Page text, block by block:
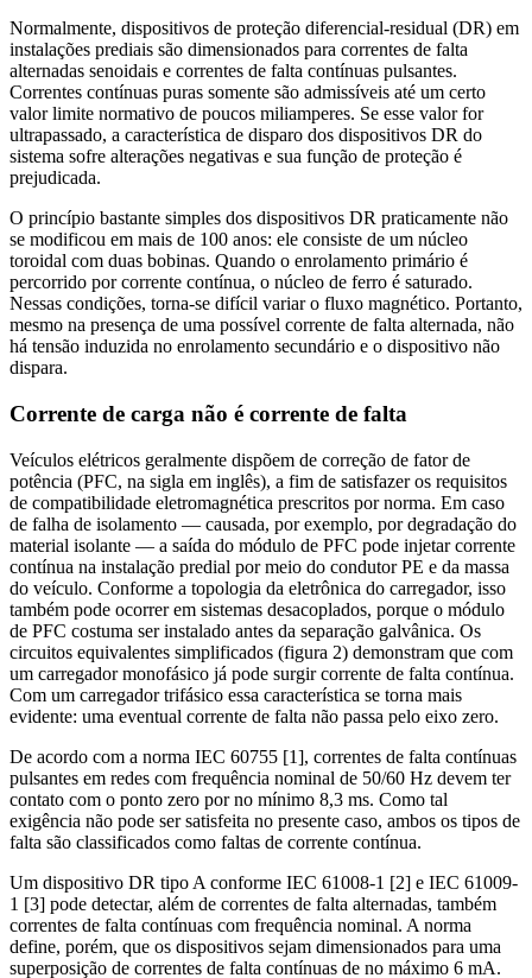
Normalmente, dispositivos de proteção diferencial-residual (DR) em
instalações prediais são dimensionados para correntes de falta
alternadas senoidais e correntes de falta contínuas pulsantes.
Correntes contínuas puras somente são admissíveis até um certo
valor limite normativo de poucos miliamperes. Se esse valor for
ultrapassado, a característica de disparo dos dispositivos DR do
sistema sofre alterações negativas e sua função de proteção é
prejudicada.
O princípio bastante simples dos dispositivos DR praticamente não
se modificou em mais de 100 anos: ele consiste de um núcleo
toroidal com duas bobinas. Quando o enrolamento primário é
percorrido por corrente contínua, o núcleo de ferro é saturado.
Nessas condições, torna-se difícil variar o fluxo magnético. Portanto,
mesmo na presença de uma possível corrente de falta alternada, não
há tensão induzida no enrolamento secundário e o dispositivo não
dispara.
Corrente de carga não é corrente de falta
Veículos elétricos geralmente dispõem de correção de fator de
potência (PFC, na sigla em inglês), a fim de satisfazer os requisitos
de compatibilidade eletromagnética prescritos por norma. Em caso
de falha de isolamento — causada, por exemplo, por degradação do
material isolante — a saída do módulo de PFC pode injetar corrente
contínua na instalação predial por meio do condutor PE e da massa
do veículo. Conforme a topologia da eletrônica do carregador, isso
também pode ocorrer em sistemas desacoplados, porque o módulo
de PFC costuma ser instalado antes da separação galvânica. Os
circuitos equivalentes simplificados (figura 2) demonstram que com
um carregador monofásico já pode surgir corrente de falta contínua.
Com um carregador trifásico essa característica se torna mais
evidente: uma eventual corrente de falta não passa pelo eixo zero.
De acordo com a norma IEC 60755 [1], correntes de falta contínuas
pulsantes em redes com frequência nominal de 50/60 Hz devem ter
contato com o ponto zero por no mínimo 8,3 ms. Como tal
exigência não pode ser satisfeita no presente caso, ambos os tipos de
falta são classificados como faltas de corrente contínua.
Um dispositivo DR tipo A conforme IEC 61008-1 [2] e IEC 61009-
1 [3] pode detectar, além de correntes de falta alternadas, também
correntes de falta contínuas com frequência nominal. A norma
define, porém, que os dispositivos sejam dimensionados para uma
superposição de correntes de falta contínuas de no máximo 6 mA.